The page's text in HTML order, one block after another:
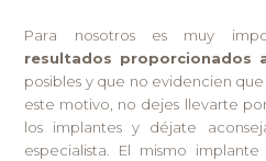
Para nosotros es muy
resultados proporcionados
posibles y que no evidencien
este motivo, no dejes llevarte
los implantes y déjate
especialista. El mismo